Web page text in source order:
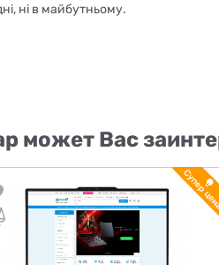
ні в майбутньому.
может Вас